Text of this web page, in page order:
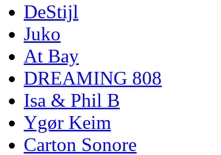
DeStijl
Juko
At Bay
DREAMING 808
Isa & Phil B
Ygør Keim
Carton Sonore